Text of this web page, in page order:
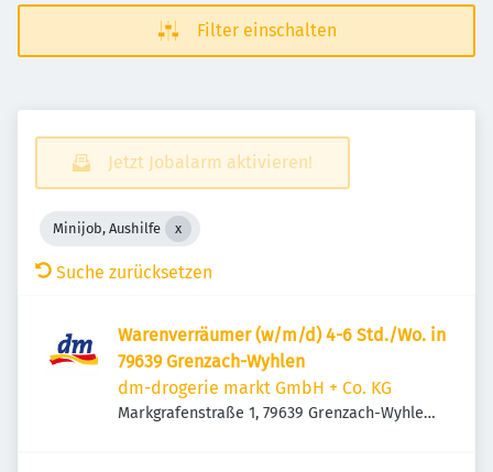
Filter einschalten
Jetzt Jobalarm aktivieren!
Minijob, Aushilfe
Suche zurücksetzen
Warenverräumer (w/m/d) 4-6 Std./Wo. in
79639 Grenzach-Wyhlen
dm-drogerie markt GmbH + Co. KG
Markgrafenstraße 1, 79639 Grenzach-Wyhlen,